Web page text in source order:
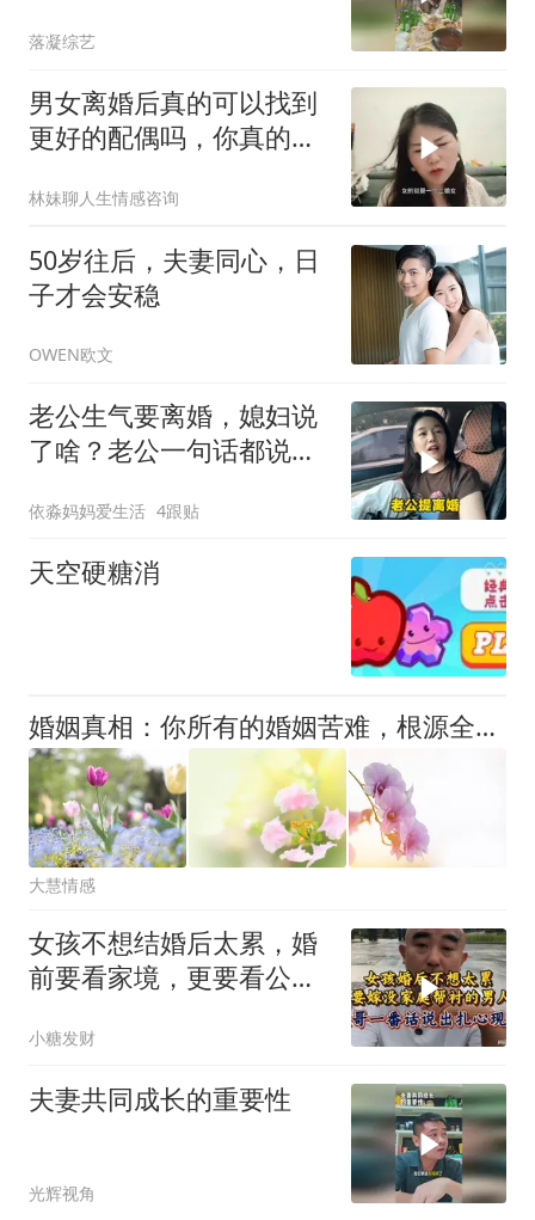
落凝综艺
男女离婚后真的可以找到
更好的配偶吗，你真的想
林妹聊人生情感咨询
50岁往后，夫妻同心，日
子才会安稳
OWEN欧文
老公生气要离婚，媳妇说
了啥？老公一句话都说不
依淼妈妈爱生活 4跟贴
天空硬糖消
婚姻真相：你所有的婚姻苦难，根源全在自己
大慧情感
女孩不想结婚后太累，婚
前要看家境，更要看公
小糖发财
夫妻共同成长的重要性
光辉视角